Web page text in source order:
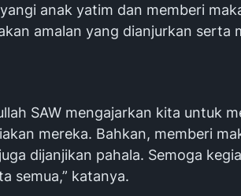
anak yatim dan memberi
amalan yang dianjurkan serta
SAW mengajarkan kita untuk
mereka. Bahkan, memberi
dijanjikan pahala. Semoga
semua,” katanya.